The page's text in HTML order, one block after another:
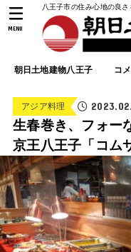
八王子市の住み心地の良さ
朝日土地建物八王子 コ
MENU
アジア料理
生春巻き、フォー
京王八王子「コム